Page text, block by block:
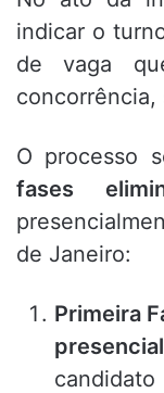
indicar o
de vaga
concorrência,
O processo
fases
de Janeiro:
Primeira